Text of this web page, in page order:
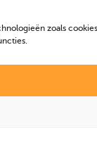
zoals